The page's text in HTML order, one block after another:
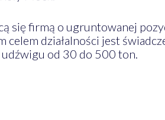
się firmą o ugruntowanej
działalności jest
od 30 do 500 ton.